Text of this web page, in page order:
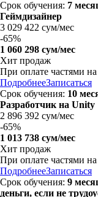
Срок обучения: 7
Геймдизайнер
3 029 422 сум/мес
-65%
1 060 298 сум/мес
Хит продаж
При оплате частями на
ПодробнееЗаписаться
Срок обучения: 10
Разработчик на Unity
2 896 392 сум/мес
-65%
1 013 738 сум/мес
Хит продаж
При оплате частями на
ПодробнееЗаписаться
Срок обучения: 9
деньги, если не